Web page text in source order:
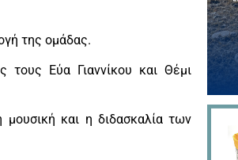
της ομάδας.
τους Εύα Γιαννίκου και Θέμι
και η διδασκαλία των